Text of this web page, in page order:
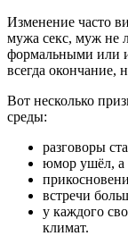
Изменение часто
мужа секс, муж не
формальными или
всегда окончание,
Вот несколько
среды:
разговоры
юмор ушёл, а
встречи
у каждого
климат.